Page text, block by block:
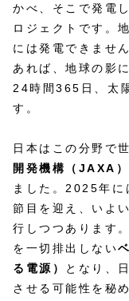
かべ、そこで発電
ロジェクトです。
には発電できませ
あれば、地球の影
24時間365日、太
す。
日本はこの分野で
開発機構（JAXA）
ました。2025年に
節目を迎え、いよ
行しつつあります
を一切排出しない
る電源）
となり、
させる可能性を秘